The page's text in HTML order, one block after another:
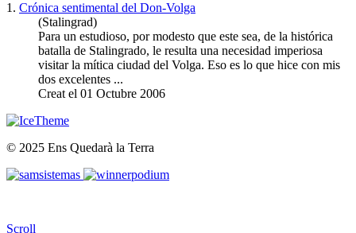
1. Crónica sentimental del Don-Volga
(Stalingrad)
Para un estudioso, por modesto que este sea, de la histórica
batalla de Stalingrado, le resulta una necesidad imperiosa
visitar la mítica ciudad del Volga. Eso es lo que hice con mis
dos excelentes ...
Creat el 01 Octubre 2006
© 2025 Ens Quedarà la Terra
Scroll